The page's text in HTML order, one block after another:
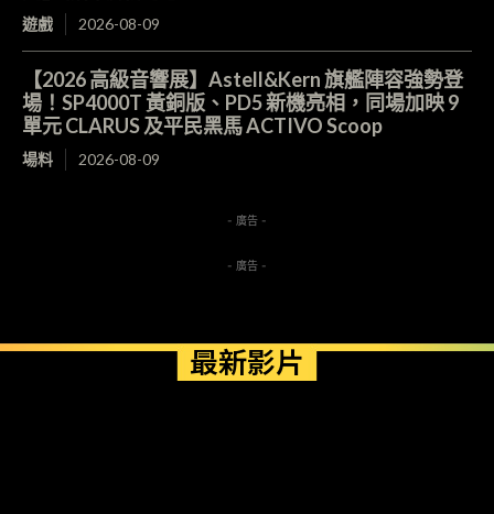
遊戲 2026-08-09
【2026 高級音響展】Astell&Kern 旗艦陣容強勢登
場！SP4000T 黃銅版、PD5 新機亮相，同場加映 9
單元 CLARUS 及平民黑馬 ACTIVO Scoop
場料 2026-08-09
- 廣告 -
- 廣告 -
最新影片